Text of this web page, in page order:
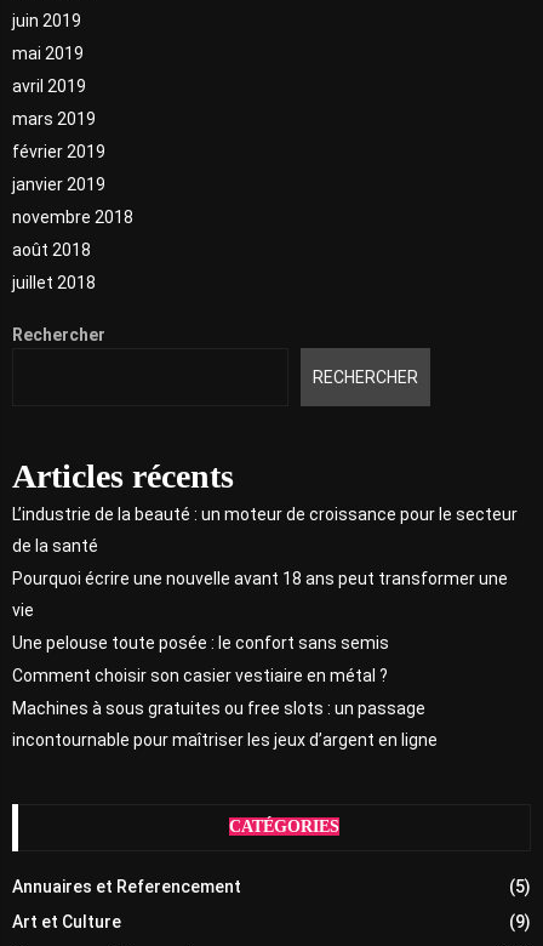
juin 2019
mai 2019
avril 2019
mars 2019
février 2019
janvier 2019
novembre 2018
août 2018
juillet 2018
Rechercher
RECHERCHER
Articles récents
L’industrie de la beauté : un moteur de croissance pour le secteur
de la santé
Pourquoi écrire une nouvelle avant 18 ans peut transformer une
vie
Une pelouse toute posée : le confort sans semis
Comment choisir son casier vestiaire en métal ?
Machines à sous gratuites ou free slots : un passage
incontournable pour maîtriser les jeux d’argent en ligne
CATÉGORIES
Annuaires et Referencement
(5)
Art et Culture
(9)